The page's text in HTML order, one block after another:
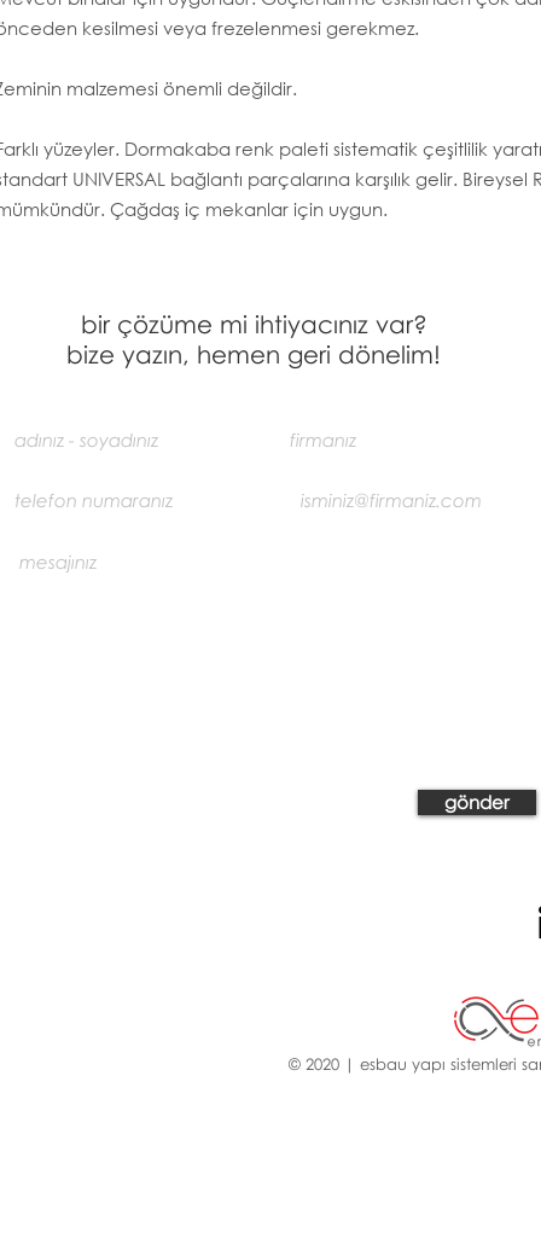
kesilmesi veya frezelenmesi gerekmez.
malzemesi önemli değildir.
yüzeyler. Dormakaba renk paleti sistematik çeşitlilik
UNIVERSAL bağlantı parçalarına karşılık gelir. Bireysel
Çağdaş iç mekanlar için uygun.
bir çözüme mi ihtiyacınız var?
bize yazın, hemen geri dönelim!
gönder
© 2020 | esbau yapı sistemleri